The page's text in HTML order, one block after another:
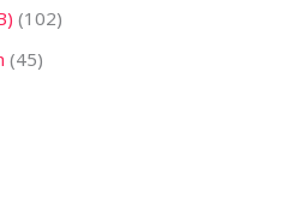
102
45